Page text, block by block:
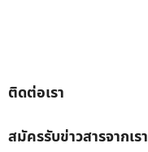
ติดต่อเรา
สมัครรับข่าวสารจากเรา